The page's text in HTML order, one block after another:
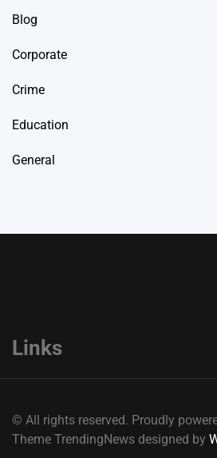
Blog
Corporate
Crime
Education
General
Links
© All rights reserved. Proudly
Theme TrendingNews designed by